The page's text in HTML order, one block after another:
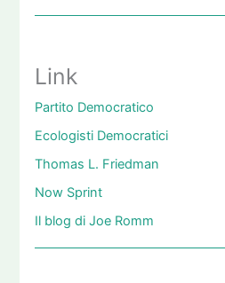
Link
Partito Democratico
Ecologisti Democratici
Thomas L. Friedman
Now Sprint
Il blog di Joe Romm